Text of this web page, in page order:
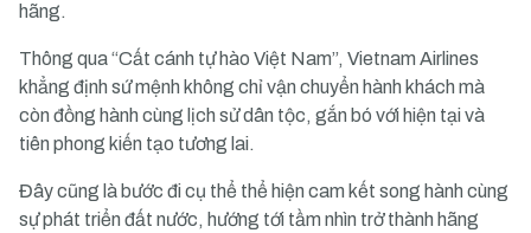
hãng.
Thông qua “Cất cánh tự hào Việt Nam”, Vietnam Airlines
khẳng định sứ mệnh không chỉ vận chuyển hành khách mà
còn đồng hành cùng lịch sử dân tộc, gắn bó với hiện tại và
tiên phong kiến tạo tương lai.
Đây cũng là bước đi cụ thể thể hiện cam kết song hành cùng
sự phát triển đất nước, hướng tới tầm nhìn trở thành hãng